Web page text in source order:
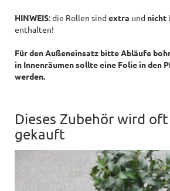
HINWEIS: die Rollen sindextra und nicht
enthalten!
Für den Außeneinsatz bitte Abläufe
in Innenräumen sollte eine Folie in den
werden.
Dieses Zubehör wird oft
gekauft